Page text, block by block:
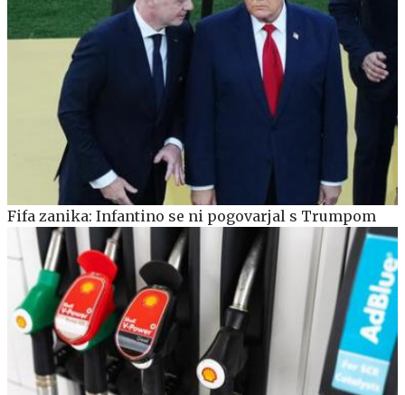
Fifa zanika: Infantino se ni pogovarjal s Trumpom